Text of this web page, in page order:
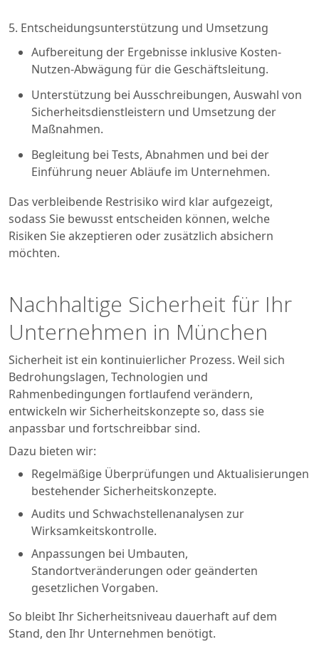
5. Entscheidungsunterstützung und Umsetzung
Aufbereitung der Ergebnisse inklusive Kosten-
Nutzen-Abwägung für die Geschäftsleitung.
Unterstützung bei Ausschreibungen, Auswahl von
Sicherheitsdienstleistern und Umsetzung der
Maßnahmen.
Begleitung bei Tests, Abnahmen und bei der
Einführung neuer Abläufe im Unternehmen.
Das verbleibende Restrisiko wird klar aufgezeigt,
sodass Sie bewusst entscheiden können, welche
Risiken Sie akzeptieren oder zusätzlich absichern
möchten.
Nachhaltige Sicherheit für Ihr
Unternehmen in München
Sicherheit ist ein kontinuierlicher Prozess. Weil sich
Bedrohungslagen, Technologien und
Rahmenbedingungen fortlaufend verändern,
entwickeln wir Sicherheitskonzepte so, dass sie
anpassbar und fortschreibbar sind.
Dazu bieten wir:
Regelmäßige Überprüfungen und Aktualisierungen
bestehender Sicherheitskonzepte.
Audits und Schwachstellenanalysen zur
Wirksamkeitskontrolle.
Anpassungen bei Umbauten,
Standortveränderungen oder geänderten
gesetzlichen Vorgaben.
So bleibt Ihr Sicherheitsniveau dauerhaft auf dem
Stand, den Ihr Unternehmen benötigt.